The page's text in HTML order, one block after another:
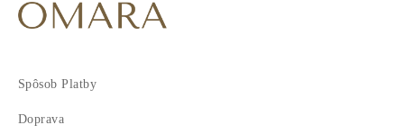
Spôsob Platby
Doprava